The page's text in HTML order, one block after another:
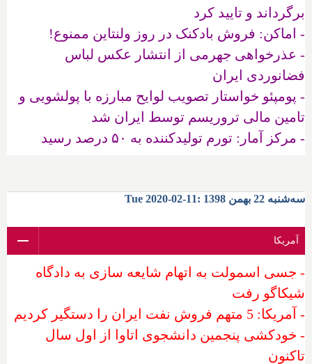
برگرداند و تایید کرد
- اماکن: فروش بادکنک در روز ولنتاین ممنوع!
- عذرخواهی جهرمی از انتشار عکس لباس
فضانوردی ایران
- پومپئو خواستار تصویب لوایح مبارزه با پولشویی و
تامین مالی تروریسم توسط ایران شد
- مرکز آمار: تورم تولیدکننده به ۵۰ درصد رسید
سه‌شنبه 22 بهمن 1398 :11-02-2020 Tue
آمریکا
- جسی اسمولت به اتهام شایعه سازی به دادگاه
شیکاگو رفت
- آمریکا: 5 متهم فروش نفت ایران را دستگیر کردیم
- خودکشی پنجمین دانشجوی اتاوا از اول سال
تاکنون